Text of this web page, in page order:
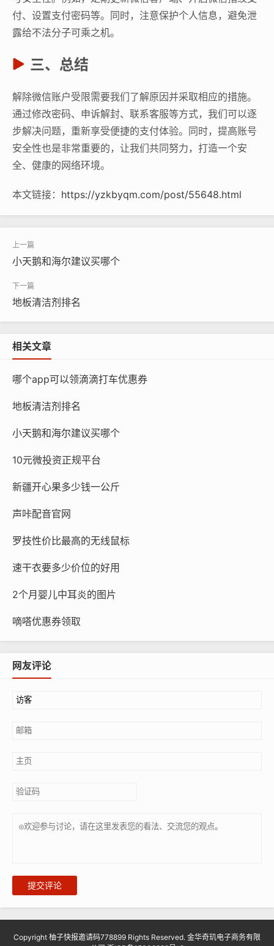
付、设置支付密码等。同时，注意保护个人信息，避免泄
露给不法分子可乘之机。
三、总结
解除微信账户受限需要我们了解原因并采取相应的措施。
通过修改密码、申诉解封、联系客服等方式，我们可以逐
步解决问题，重新享受便捷的支付体验。同时，提高账号
安全性也是非常重要的，让我们共同努力，打造一个安
全、健康的网络环境。
本文链接： https://yzkbyqm.com/post/55648.html
小天鹅和海尔建议买哪个
地板清洁剂排名
相关文章
哪个app可以领滴滴打车优惠券
地板清洁剂排名
小天鹅和海尔建议买哪个
10元微投资正规平台
新疆开心果多少钱一公斤
声咔配音官网
罗技性价比最高的无线鼠标
速干衣要多少价位的好用
2个月婴儿中耳炎的图片
嘀嗒优惠券领取
网友评论
提交评论
Copyright 柚子快报邀请码778899 Rights Reserved. 金华奇玑电子商务有限